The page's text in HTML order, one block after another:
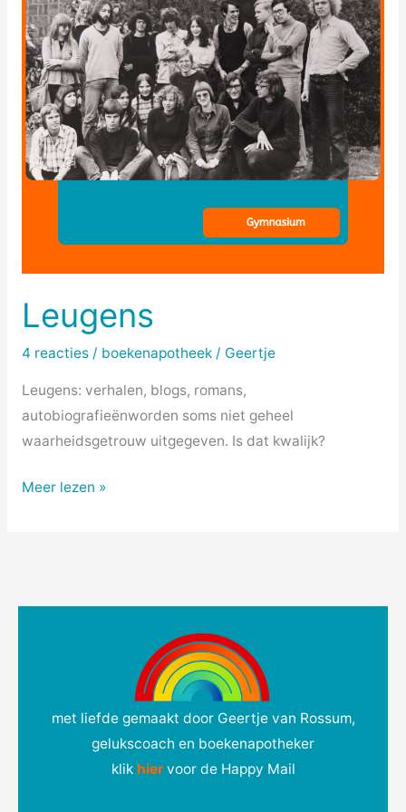
Leugens
4 reacties / boekenapotheek/ Geertje
Leugens: verhalen, blogs, romans,
autobiografieënworden soms niet geheel
waarheidsgetrouw uitgegeven. Is dat kwalijk?
Meer lezen »
met liefde gemaakt door Geertje van Rossum,
gelukscoach en boekenapotheker
klik hier voor de Happy Mail